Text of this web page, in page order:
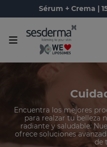
Sérum + Crema |
Encuentra los mejores
para realzar tu belleza
radiante y saludable.
ofrece soluciones
de